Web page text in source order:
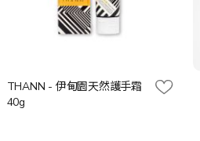
THANN - 伊甸園天然護手霜
40g